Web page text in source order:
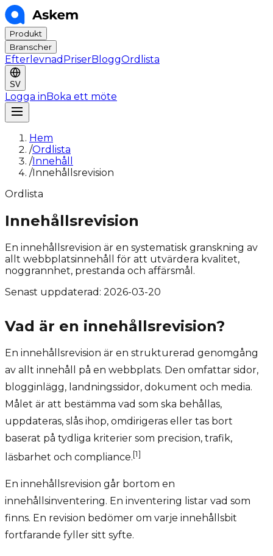
Produkt
Branscher
Efterlevnad PriserBloggOrdlista
SV
Logga inBoka ett möte
Hem
/Ordlista
/Innehåll
/Innehållsrevision
Ordlista
Innehållsrevision
En innehållsrevision är en systematisk granskning av
allt webbplatsinnehåll för att utvärdera kvalitet,
noggrannhet, prestanda och affärsmål.
Senast uppdaterad: 2026-03-20
Vad är en innehållsrevision?
En innehållsrevision är en strukturerad genomgång
av allt innehåll på en webbplats. Den omfattar sidor,
blogginlägg, landningssidor, dokument och media.
Målet är att bestämma vad som ska behållas,
uppdateras, slås ihop, omdirigeras eller tas bort
baserat på tydliga kriterier som precision, trafik,
läsbarhet och compliance.[1]
En innehållsrevision går bortom en
innehållsinventering. En inventering listar vad som
finns. En revision bedömer om varje innehållsbit
fortfarande fyller sitt syfte.